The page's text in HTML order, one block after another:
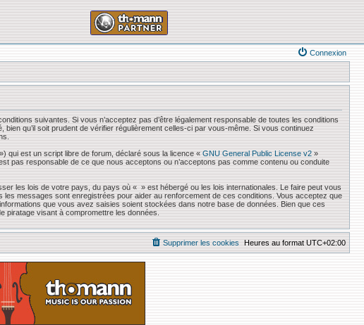
Connexion
suivantes. Si vous n’acceptez pas d’être légalement responsable de toutes les conditions
qu’il soit prudent de vérifier régulièrement celles-ci par vous-même. Si vous continuez
qui est un script libre de forum, déclaré sous la licence « GNU General Public License v2 »
pas responsable de ce que nous acceptons ou n’acceptons pas comme contenu ou conduite
les lois de votre pays, du pays où « » est hébergé ou les lois internationales. Le faire peut vous
messages sont enregistrées pour aider au renforcement de ces conditions. Vous acceptez que
que vous avez saisies soient stockées dans notre base de données. Bien que ces
visant à compromettre les données.
Heures au format UTC+02:00
Supprimer les cookies